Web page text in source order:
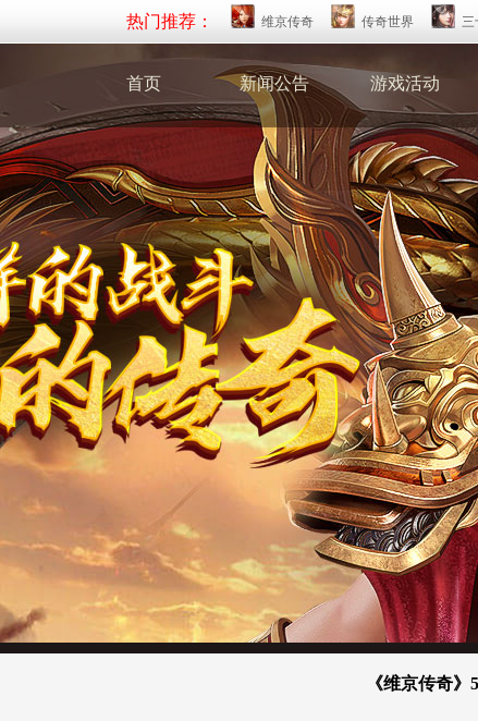
热门推荐： 维京传奇 传奇世界 三
首页 新闻公告 游戏活动
《维京传奇